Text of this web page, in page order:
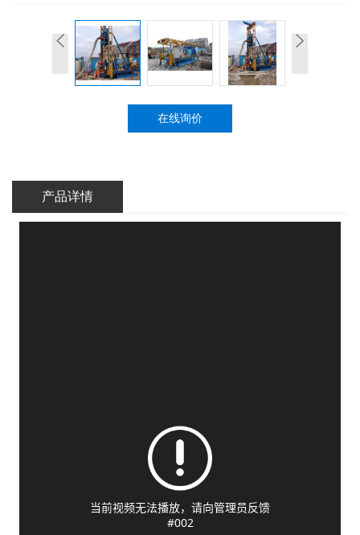
在线询价
产品详情